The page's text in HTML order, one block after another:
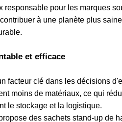
responsable pour les marques
à une planète plus
et efficace
facteur clé dans les décisions
moins de matériaux, ce qui
le stockage et la logistique.
des sachets stand-up de